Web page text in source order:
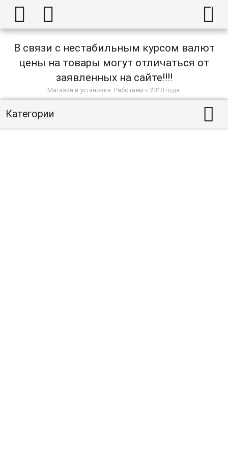
  
В связи с нестабильным курсом валют
цены на товары могут отличаться от
заявленных на сайте!!!!
Магазин и установка. Работаем с 2010 года.
Категории 